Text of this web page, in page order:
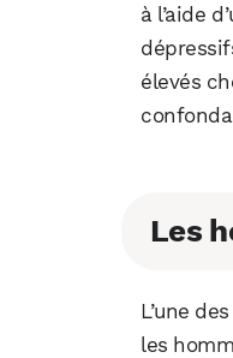
à l’aide
élevés
Les
L’une
les